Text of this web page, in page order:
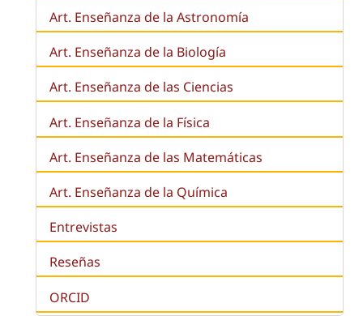
Art. Enseñanza de la Astronomía
Art. Enseñanza de la Biología
Art. Enseñanza de las Ciencias
Art. Enseñanza de la Física
Art. Enseñanza de las Matemáticas
Art. Enseñanza de la Química
Entrevistas
Reseñas
ORCID